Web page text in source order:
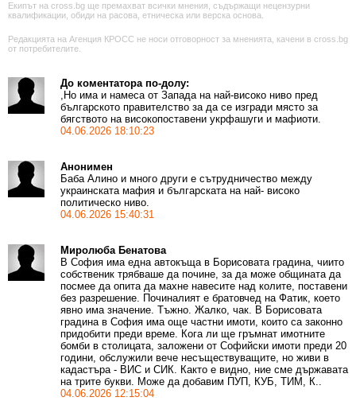
Екипът на cross.bg ще премахват всички мнения, съдържащи нецензурни
квалификации, обиди на расова, етническа или верска основа.
Редакцията на Агенция КРОСС не носи отговорност за мненията, качени в cross.bg
от потребителите.
До коментатора по-долу:
,Но има и намеса от Запада на най-високо ниво пред
българското правителство за да се изгради място за
бягството на високопоставени укрфашуги и мафиоти.
04.06.2026 18:10:23
Анонимен
Баба Алино и много други е сътрудничество между
украинската мафия и българската на най- високо
политическо ниво.
04.06.2026 15:40:31
Миролюба Бенатова
В София има една автокъща в Борисовата градина, чиито
собственик трябваше да почине, за да може общината да
посмее да опита да махне навесите над колите, поставени
без разрешение. Починалият е братовчед на Фатик, което
явно има значение. Тъжно. Жалко, чак. В Борисовата
градина в София има още частни имоти, които са законно
придобити преди време. Кога ли ще гръмнат имотните
бомби в столицата, заложени от Софийски имоти преди 20
години, обслужили вече несъществуващите, но живи в
кадастъра - ВИС и СИК. Както е видно, ние сме държавата
на трите букви. Може да добавим ПУП, КУБ, ТИМ, К..
04.06.2026 12:15:04